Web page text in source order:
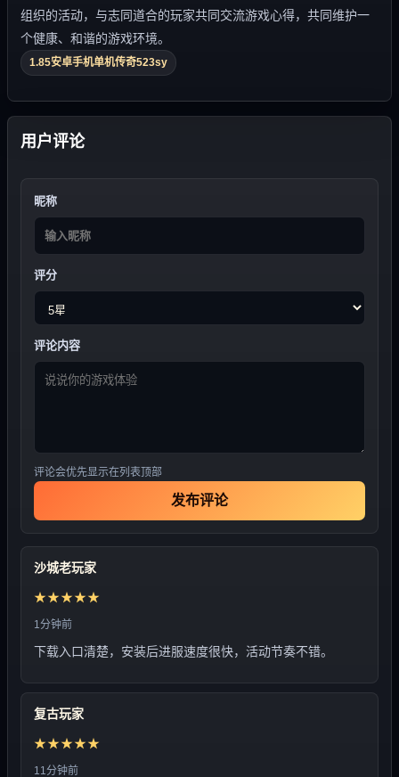
组织的活动，与志同道合的玩家共同交流游戏心得，共同维护一
个健康、和谐的游戏环境。
1.85安卓手机单机传奇523sy
用户评论
昵称
评分
评论内容
评论会优先显示在列表顶部
发布评论
沙城老玩家
★★★★★
1分钟前
下载入口清楚，安装后进服速度很快，活动节奏不错。
复古玩家
★★★★★
11分钟前